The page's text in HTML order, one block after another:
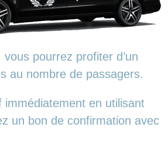
pourrez profiter d’un
au nombre de passagers.
immédiatement en utilisant
un bon de confirmation avec